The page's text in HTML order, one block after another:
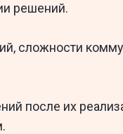
решений.
сложности
после их